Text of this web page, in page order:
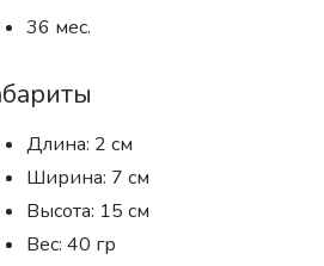
36 мес.
Длина: 2 см
Ширина: 7 см
Высота: 15 см
Вес: 40 гр